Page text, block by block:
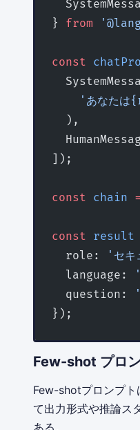
} from
const
'あなたは
  ),
]);
const chain =
const result
  role:
'セキ
  language:
  question:
});
Few-shot プロ
Few-shotプロンプト
て出力形式や推論ス